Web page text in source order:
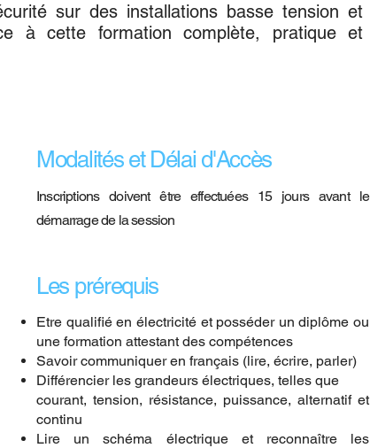
sur des installations basse tension et
à cette formation complète, pratique et
Modalités et Délai d'Accès
Inscriptions doivent être effectuées 15 jours avant le
démarrage de la session
Les prérequis
Etre qualifié en électricité et posséder un diplôme ou
une formation attestant des compétences
Savoir communiquer en français (lire, écrire, parler)
Différencier les grandeurs électriques, telles que
courant, tension, résistance, puissance, alternatif et
continu
Lire un schéma électrique et reconnaître les